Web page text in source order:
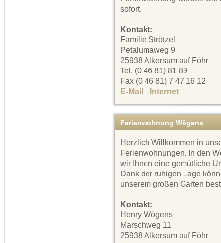
sofort.
Kontakt:
Familie Strötzel
Petalumaweg 9
25938 Alkersum auf Föhr
Tel. (0 46 81) 81 89
Fax (0 46 81) 7 47 16 12
E-Mail
Internet
Ferienwohnung Wögens
Herzlich Willkommen in
Ferienwohnungen. In den
wir Ihnen eine gemütliche
Dank der ruhigen Lage
unserem großen Garten
Kontakt:
Henry Wögens
Marschweg 11
25938 Alkersum auf Föhr